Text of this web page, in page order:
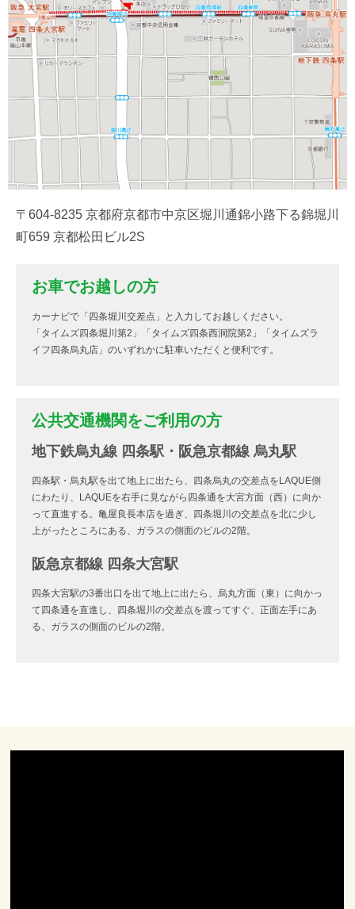
〒604-8235 京都府京都市中京区堀川通錦小路下る錦堀川
町659 京都松田ビル2S
お車でお越しの方
カーナビで「四条堀川交差点」と入力してお越しください。
「タイムズ四条堀川第2」「タイムズ四条西洞院第2」「タイムズラ
イフ四条烏丸店」のいずれかに駐車いただくと便利です。
公共交通機関をご利用の方
地下鉄烏丸線 四条駅・阪急京都線 烏丸駅
四条駅・烏丸駅を出て地上に出たら、四条烏丸の交差点をLAQUE側
にわたり、LAQUEを右手に見ながら四条通を大宮方面（西）に向か
って直進する。亀屋良長本店を過ぎ、四条堀川の交差点を北に少し
上がったところにある、ガラスの側面のビルの2階。
阪急京都線 四条大宮駅
四条大宮駅の3番出口を出て地上に出たら、烏丸方面（東）に向かっ
て四条通を直進し、四条堀川の交差点を渡ってすぐ、正面左手にあ
る、ガラスの側面のビルの2階。